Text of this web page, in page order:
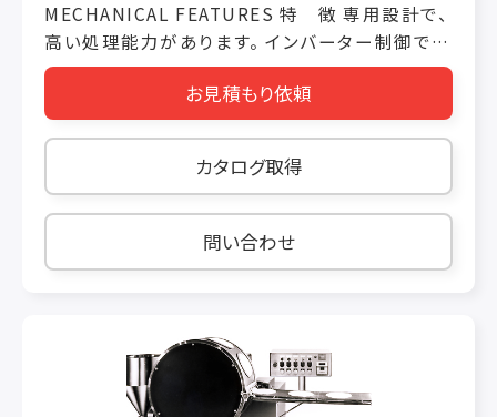
MECHANICAL FEATURES 特 徴 専用設計で、
高い処理能力があります。 インバーター制御で、
回転数を自由に選べます。 毎時5000～7000本
製造可能です。 部品点数を少なく、分解しやすく
設計しておりますので、常に機械を清潔に保つこ
とが出来ます。 SPECIFICATION 仕 様 機械/
仕様 処理能力 使用電気容量 エアー源 機械寸法
成型部 630kg/h 3相 200V 1.5kw
W470×D1220×H1445mm カッター部
7000/h(90g) 3相 200V 0.2kw 0.3Mpa
お見積もり依頼
カタログ取得
問い合わせ